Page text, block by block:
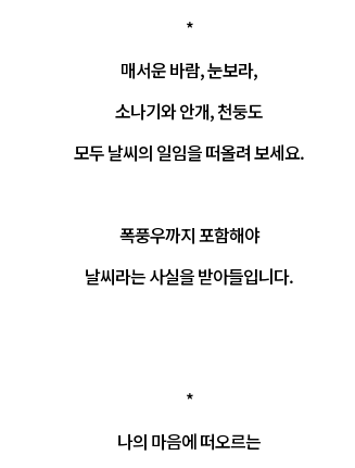
*
매서운 바람, 눈보라,
소나기와 안개, 천둥도
모두 날씨의 일임을 떠올려 보세요.
폭풍우까지 포함해야
날씨라는 사실을 받아들입니다.
*
나의 마음에 떠오르는